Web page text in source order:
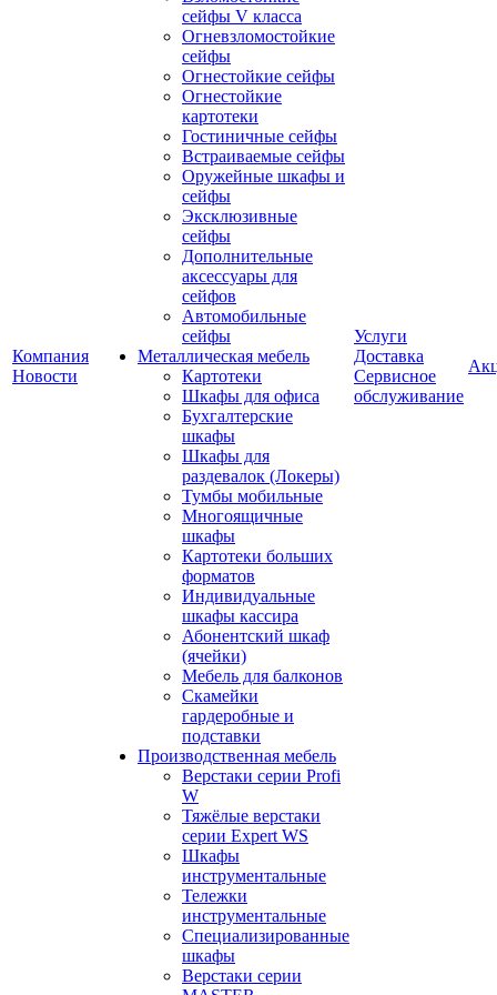
Компания
Новости
сейфы V класса
Огневзломостойкие
сейфы
Огнестойкие сейфы
Огнестойкие
картотеки
Гостиничные сейфы
Встраиваемые сейфы
Оружейные шкафы и
сейфы
Эксклюзивные
сейфы
Дополнительные
аксессуары для
сейфов
Автомобильные
сейфы
Металлическая мебель
Картотеки
Шкафы для офиса
Бухгалтерские
шкафы
Шкафы для
раздевалок (Локеры)
Тумбы мобильные
Многоящичные
шкафы
Картотеки больших
форматов
Индивидуальные
шкафы кассира
Абонентский шкаф
(ячейки)
Мебель для балконов
Скамейки
гардеробные и
подставки
Производственная мебель
Верстаки серии Profi
W
Тяжёлые верстаки
серии Expert WS
Шкафы
инструментальные
Тележки
инструментальные
Cпециализированные
шкафы
Верстаки серии
Услуги
Доставка
Сервисное
обслуживание